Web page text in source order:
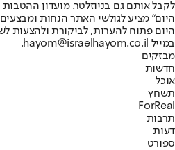
לקבל אותם גם בניוזלטר. מועדון
היום" מציע לגולשי האתר הנחות
היום פתוח להערות, לביקורת ולהצעות
במייל hayom@israelhayom.co.il.
מבזקים
חדשות
אוכל
תשחץ
ForReal
תרבות
דעות
ספורט